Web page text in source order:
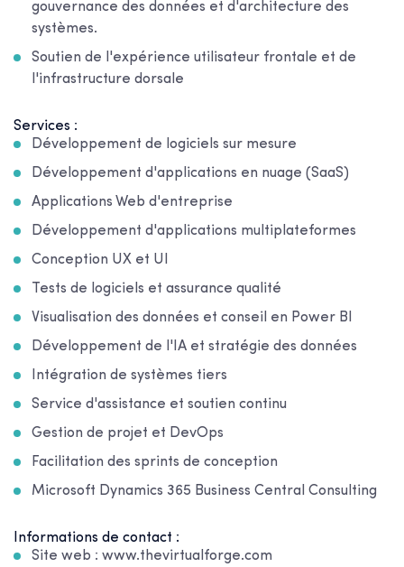
gouvernance des données et d'architecture des
systèmes.
Soutien de l'expérience utilisateur frontale et de
l'infrastructure dorsale
Services :
Développement de logiciels sur mesure
Développement d'applications en nuage (SaaS)
Applications Web d'entreprise
Développement d'applications multiplateformes
Conception UX et UI
Tests de logiciels et assurance qualité
Visualisation des données et conseil en Power BI
Développement de l'IA et stratégie des données
Intégration de systèmes tiers
Service d'assistance et soutien continu
Gestion de projet et DevOps
Facilitation des sprints de conception
Microsoft Dynamics 365 Business Central Consulting
Informations de contact :
Site web : www.thevirtualforge.com